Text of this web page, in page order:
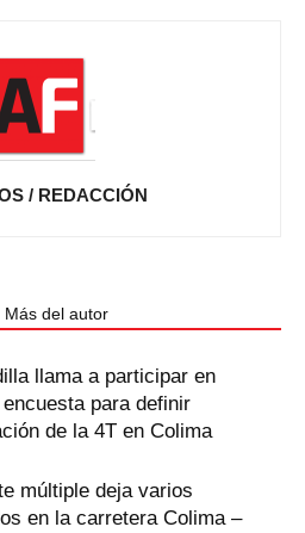
/ REDACCIÓN
Más del autor
llama a participar en
para definir
de la 4T en Colima
múltiple deja varios
en la carretera Colima –